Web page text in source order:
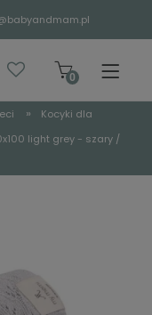
»
Kocyki dla
light grey - szary /